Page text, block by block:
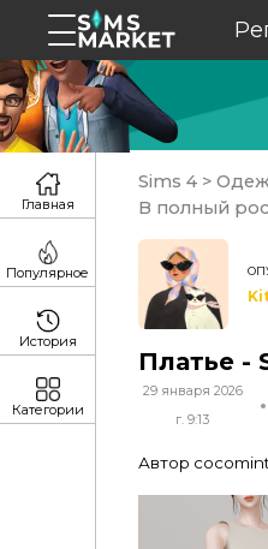
Sims 4 >
В полный
Платье -
29 января 2026
г. 9:13
Автор
Главная
Популярное
История
Категории